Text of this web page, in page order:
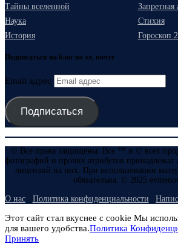
Тайны вселенной
Запретная
Наука
Стихия
История
Гороскоп
Подписаться на блог по эл. почте
Email адрес
Подписаться
© Все права защищены. Все ™ и © всех
фотографий и прочих атрибутов принадлежат
лицензий на них. При использовании
обязательна. © 2025
О нас Политика конфиденциальности
Этот сайт стал вкуснее с cookie Мы
для вашего удобства.Политика
Принять